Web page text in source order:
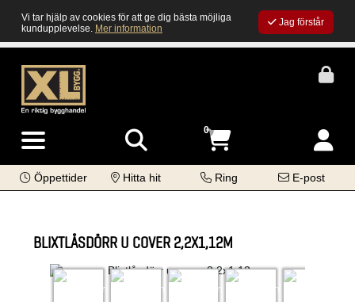
Vi tar hjälp av cookies för att ge dig bästa möjliga
kundupplevelse. Mer information
Jag förstår
0
Öppettider Hitta hit Ring E-post
BLIXTLÅSDÖRR U COVER 2,2X1,12M